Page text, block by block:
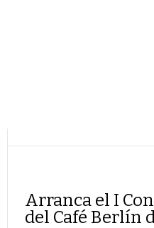
Arranca el I
del Café Berlín